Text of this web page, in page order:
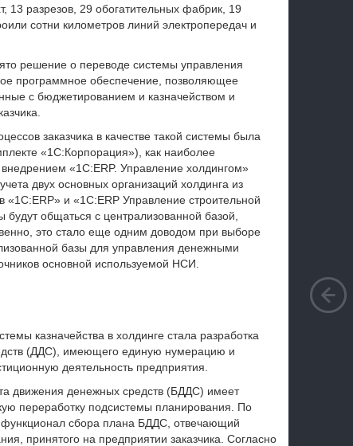
13 разрезов, 29 обогатительных фабрик, 19
сотни километров линий электропередач и
решение о переводе системы управления
программное обеспечение, позволяющее
с бюджетированием и казначейством и
заказчика в качестве такой системы была
«1С:Корпорация»), как наиболее
«1С:ERP. Управление холдингом»
двух основных организаций холдинга из
и «1С:ERP Управление строительной
общаться с централизованной базой,
это стало еще одним доводом при выборе
базы для управления денежными
основной используемой НСИ.
казначейства в холдинге стала разработка
(ДДС), имеющего единую нумерацию и
деятельность предприятия.
движения денежных средств (БДДС) имеет
переработку подсистемы планирования. По
сбора плана БДДС, отвечающий
принятого на предприятии заказчика. Согласно